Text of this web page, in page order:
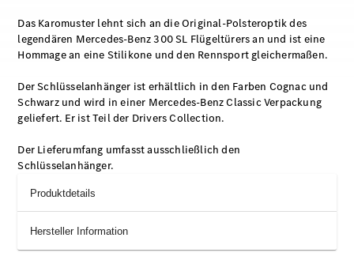
Das Karomuster lehnt sich an die Original-Polsteroptik des
legendären Mercedes-Benz 300 SL Flügeltürers an und ist eine
Hommage an eine Stilikone und den Rennsport gleichermaßen.
Der Schlüsselanhänger ist erhältlich in den Farben Cognac und
Schwarz und wird in einer Mercedes-Benz Classic Verpackung
geliefert. Er ist Teil der Drivers Collection.
Der Lieferumfang umfasst ausschließlich den
Schlüsselanhänger.
Produktdetails
Hersteller Information